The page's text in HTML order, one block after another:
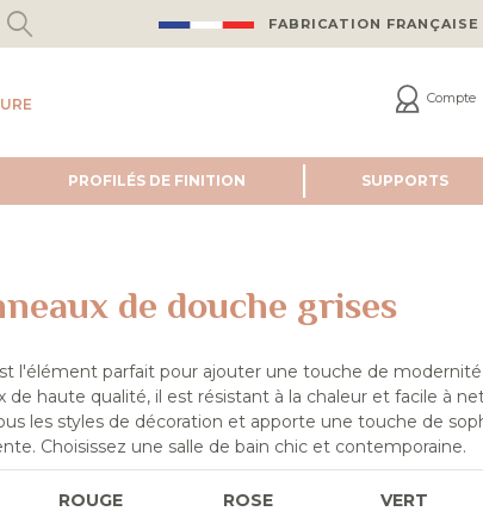
FABRICATION FRANÇAISE
Compte
PROFILÉS DE FINITION SUPPORTS
de douche grises
l'élément parfait pour ajouter une touche de
de haute qualité, il est résistant à la chaleur et facile à
les styles de décoration et apporte une touche de
Choisissez une salle de bain chic et contemporaine.
ROUGE ROSE VERT